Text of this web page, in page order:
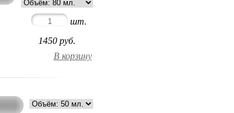
шт.
1450 руб.